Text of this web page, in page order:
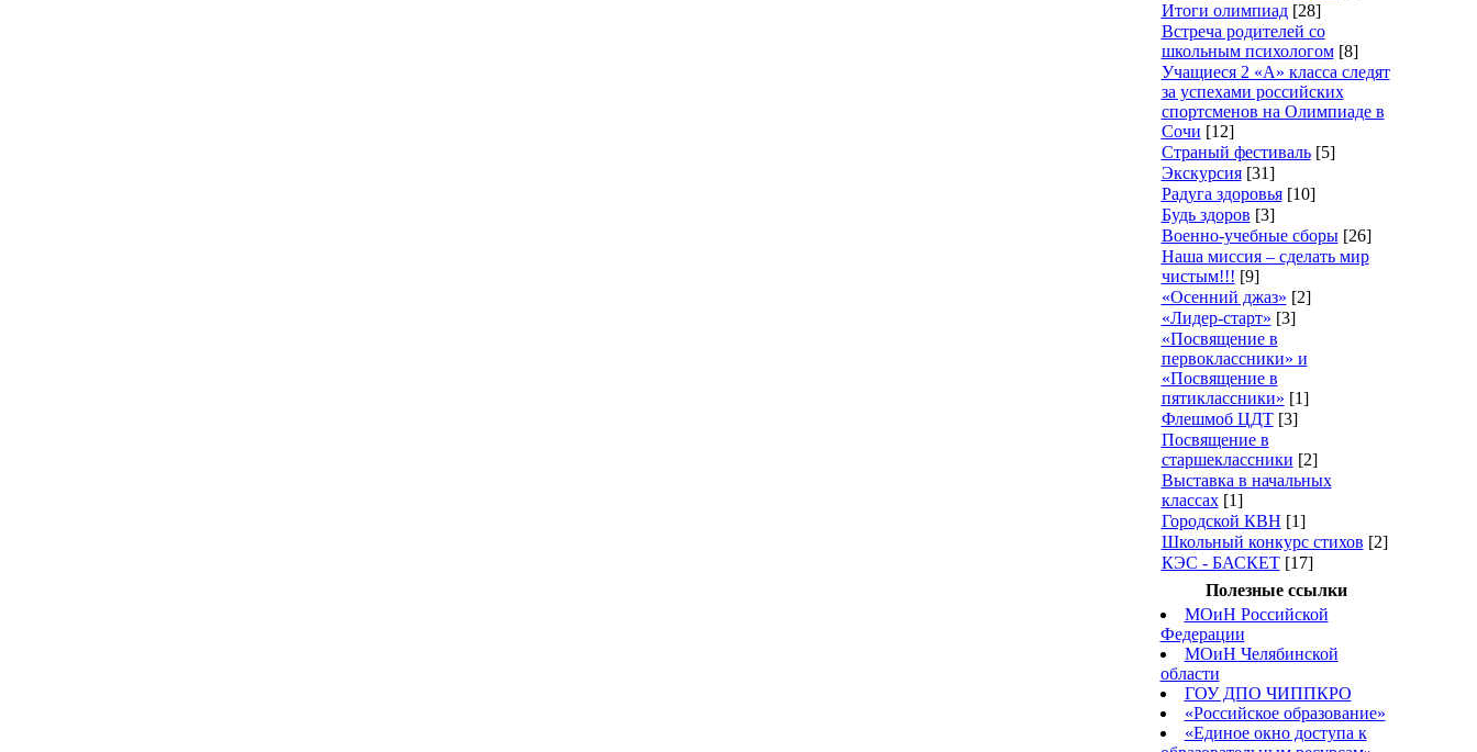
Итоги олимпиад [28]
Встреча родителей со
школьным психологом [8]
Учащиеся 2 «А» класса следят
за успехами российских
спортсменов на Олимпиаде в
Сочи [12]
Страный фестиваль [5]
Экскурсия [31]
Радуга здоровья [10]
Будь здоров [3]
Военно-учебные сборы [26]
Наша миссия – сделать мир
чистым!!! [9]
«Осенний джаз» [2]
«Лидер-старт» [3]
«Посвящение в
первоклассники» и
«Посвящение в
пятиклассники» [1]
Флешмоб ЦДТ [3]
Посвящение в
старшеклассники [2]
Выставка в начальных
классах [1]
Городской КВН [1]
Школьный конкурс стихов [2]
КЭС - БАСКЕТ [17]
Полезные ссылки
МОиН Российской
Федерации
МОиН Челябинской
области
ГОУ ДПО ЧИППКРО
«Российское образование»
«Единое окно доступа к